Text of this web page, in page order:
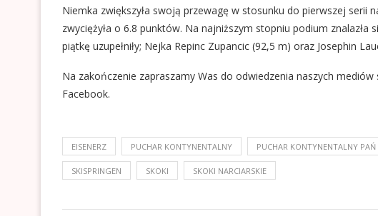
Niemka zwiększyła swoją przewagę w stosunku do pierwszej serii
zwyciężyła o 6.8 punktów. Na najniższym stopniu podium znalazła
piątkę uzupełniły; Nejka Repinc Zupancic (92,5 m) oraz Josephin
Na zakończenie zapraszamy Was do odwiedzenia naszych mediów
Facebook.
EISENERZ PUCHAR KONTYNENTALNY PUCHAR KONTYNENTALNY PAŃ
SKISPRINGEN SKOKI SKOKI NARCIARSKIE